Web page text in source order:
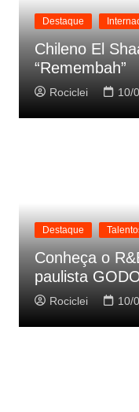
Destaque
Chileno El
“Remembah”
Rociclei 10/
Destaque
Conheça o
paulista
Rociclei 10/